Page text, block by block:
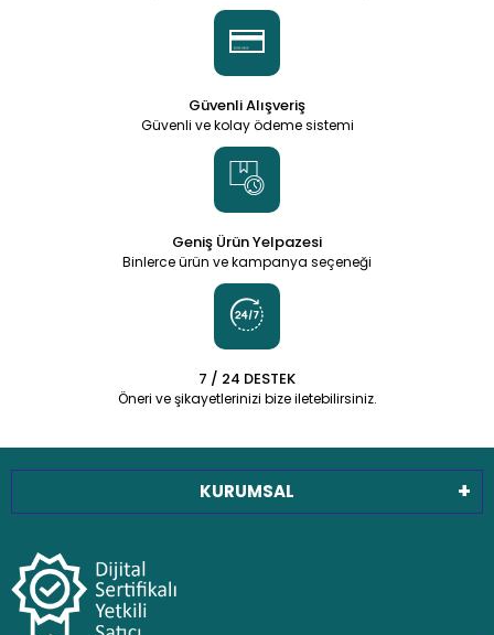
Güvenli Alışveriş
Güvenli ve kolay ödeme sistemi
Geniş Ürün Yelpazesi
Binlerce ürün ve kampanya seçeneği
7 / 24 DESTEK
Öneri ve şikayetlerinizi bize iletebilirsiniz.
KURUMSAL